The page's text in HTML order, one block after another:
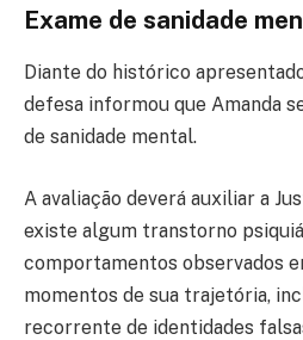
Exame de sanidade
Diante do histórico
defesa informou que Amanda
de sanidade mental.
A avaliação deverá auxiliar a
existe algum transtorno
comportamentos observados
momentos de sua trajetória,
recorrente de identidades